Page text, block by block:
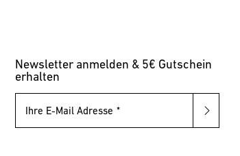
Newsletter anmelden & 5€ Gutschein
erhalten
Ihre E-Mail Adresse